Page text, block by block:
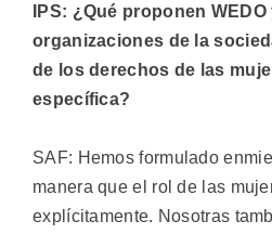
IPS: ¿Qué proponen
organizaciones de la
de los derechos de las
específica?
SAF: Hemos formulado
manera que el rol de las
explícitamente. Nosotras